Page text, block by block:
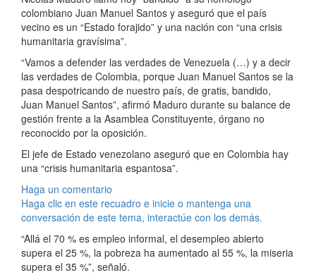
colombiano Juan Manuel Santos y aseguró que el país
vecino es un “Estado forajido” y una nación con “una crisis
humanitaria gravísima”.
“Vamos a defender las verdades de Venezuela (…) y a decir
las verdades de Colombia, porque Juan Manuel Santos se la
pasa despotricando de nuestro país, de gratis, bandido,
Juan Manuel Santos”, afirmó Maduro durante su balance de
gestión frente a la Asamblea Constituyente, órgano no
reconocido por la oposición.
El jefe de Estado venezolano aseguró que en Colombia hay
una “crisis humanitaria espantosa”.
Haga un comentario
Haga clic en este recuadro e inicie o mantenga una
conversación de este tema, interactúe con los demás.
“Allá el 70 % es empleo informal, el desempleo abierto
supera el 25 %, la pobreza ha aumentado al 55 %, la miseria
supera el 35 %”, señaló.